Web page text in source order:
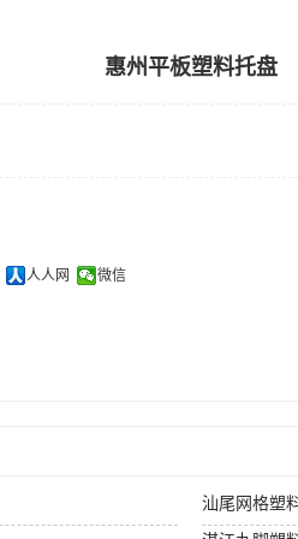
惠州平板塑料托盘
人人网 微信
汕尾网格塑